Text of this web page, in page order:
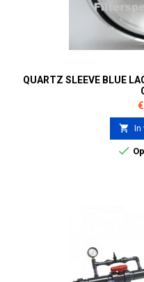
QUARTZ SLEEVE BLUE
 In
